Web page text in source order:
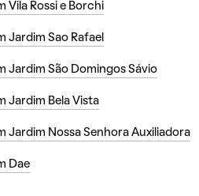
Vila Rossi e Borchi
Jardim Sao Rafael
Jardim São Domingos Sávio
Jardim Bela Vista
Jardim Nossa Senhora Auxiliadora
Dae